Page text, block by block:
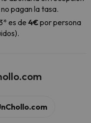
pagan la tasa.
es de 4€por persona